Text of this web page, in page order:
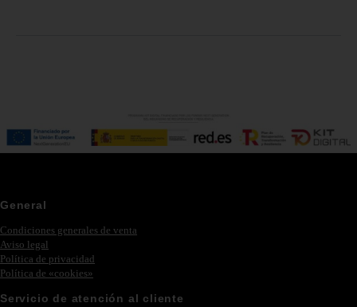
General
Condiciones generales de venta
Aviso legal
Política de privacidad
Política de «cookies»
Servicio de atención al cliente